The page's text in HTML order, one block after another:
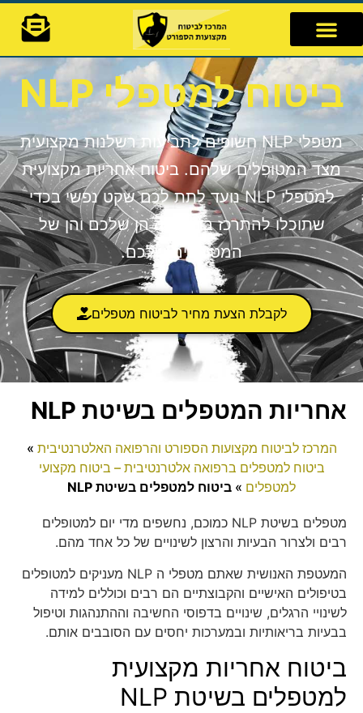
לתוכן
ביטוח למטפלי NLP​
מטפלי NLP חשופים לתביעות רשלנות מקצועית
מצד המטופלים שלהם. ביטוח אחריות מקצועית
למטפלי NLP נועד לתת לכם שקט נפשי בכדי
שתוכלו להתרכז בהצלחה הן שלכם והן של
המטופלים שלכם.
לקבלת הצעת מחיר לביטוח מטפלים
אחריות המטפלים בשיטת NLP
המרכז לביטוח מקצועות הספורט והרפואה האלטרנטיבית »
ביטוח למטפלים ברפואה אלטרנטיבית – ביטוח מקצועי
למטפלים » ביטוח למטפלים בשיטת NLP
מטפלים בשיטת NLP כמוכם, נחשפים מדי יום למטופלים
רבים ולצרור הבעיות והרצון לשינויים של כל אחד מהם.
המעטפת האנושית שאתם מטפלי ה NLP מעניקים למטופלים
בטיפולים האישיים והקבוצתיים הם רבים וכוללים למידה
לשינויי הרגלים, שינויים בדפוסי החשיבה וההתנהגות וטיפול
בבעיות בריאותיות ובמערכות יחסים עם הסובבים אותם.
ביטוח אחריות מקצועית
למטפלים בשיטת NLP